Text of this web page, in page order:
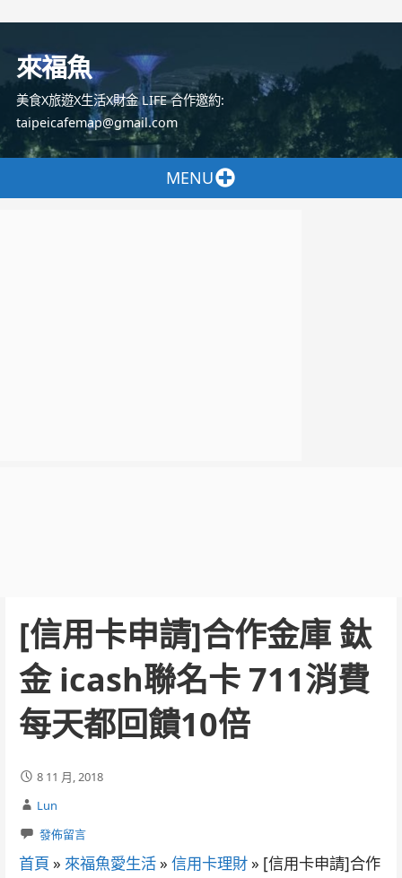
容
來福魚
美食X旅遊X生活X財金 LIFE 合作邀約:
taipeicafemap@gmail.com
MENU
[信用卡申請]合作金庫 鈦
金 icash聯名卡 711消費
每天都回饋10倍
8 11 月, 2018
Lun
發佈留言
首頁 » 來福魚愛生活» 信用卡理財» [信用卡申請]合作